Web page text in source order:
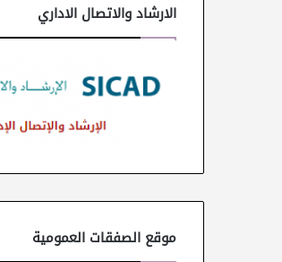
الارشاد والاتصال الاداري
موقع الصفقات العمومية